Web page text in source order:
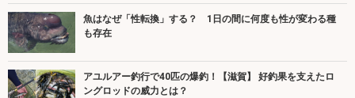
魚はなぜ「性転換」する？ 1日の間に何度も性が変わる種
も存在
アユルアー釣行で40匹の爆釣！【滋賀】 好釣果を支えたロ
ングロッドの威力とは？